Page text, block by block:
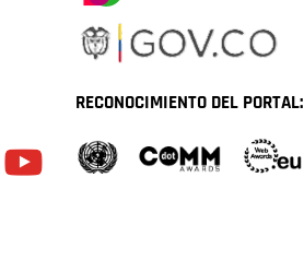
RECONOCIMIENTO DEL PORTAL: